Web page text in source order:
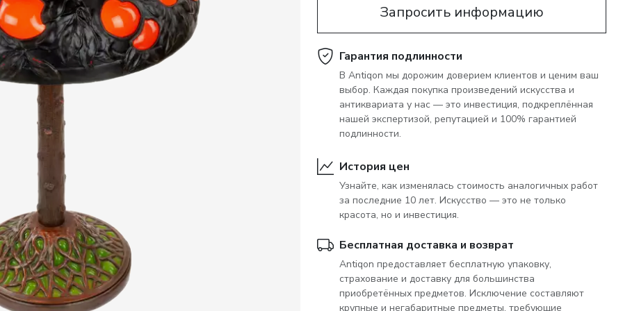
June 5, 2027 12:00
аукцион «антиквариат и изящное
искусство» 5 июня 2027 года
медиацентр
Запросить информацию
Гарантия подлинности
В Antiqon мы дорожим доверием клиентов и ценим ваш
выбор. Каждая покупка произведений искусства и
антиквариата у нас — это инвестиция, подкреплённая
нашей экспертизой, репутацией и 100% гарантией
подлинности.
История цен
Узнайте, как изменялась стоимость аналогичных работ
за последние 10 лет. Искусство — это не только
красота, но и инвестиция.
Бесплатная доставка и возврат
Antiqon предоставляет бесплатную упаковку,
страхование и доставку для большинства
приобретённых предметов. Исключение составляют
крупные и негабаритные предметы, требующие